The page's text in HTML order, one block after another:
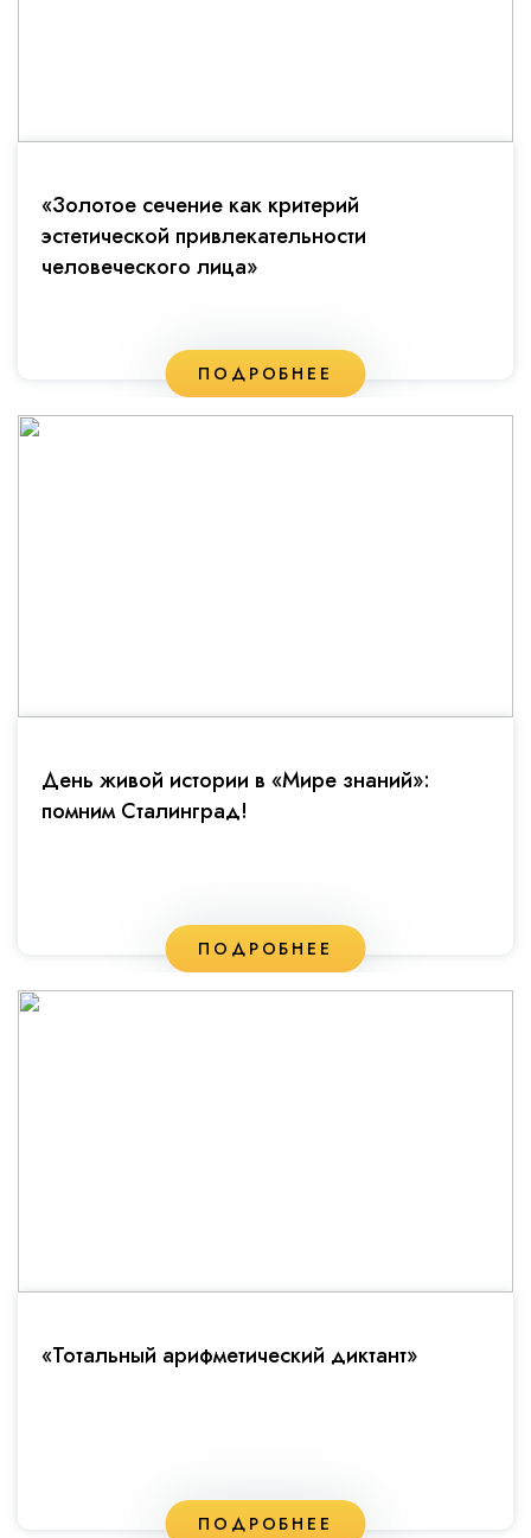
«Золотое сечение как критерий
эстетической привлекательности
человеческого лица»
ПОДРОБНЕЕ
День живой истории в «Мире знаний»:
помним Сталинград!
ПОДРОБНЕЕ
«Тотальный арифметический диктант»
ПОДРОБНЕЕ